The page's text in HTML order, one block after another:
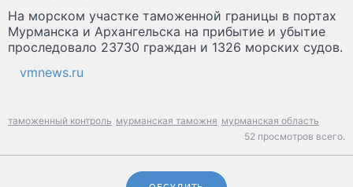
На морском участке таможенной границы в портах
Мурманска и Архангельска на прибытие и убытие
проследовало 23730 граждан и 1326 морских судов.
vmnews.ru
таможенный контроль мурманская таможня мурманская область
52 просмотров всего.